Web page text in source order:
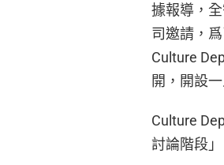
據報導，
司邀請，
Culture
開，開設
Culture
討論階段